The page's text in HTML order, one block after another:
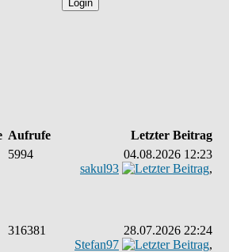
Aufrufe
Letzter Beitrag
5994
04.08.2026 12:23
sakul93
,
316381
28.07.2026 22:24
Stefan97
,